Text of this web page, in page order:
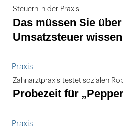
Steuern in der Praxis
Das müssen Sie
Umsatzsteuer wissen
Praxis
Zahnarztpraxis testet sozialen
Probezeit für
Praxis